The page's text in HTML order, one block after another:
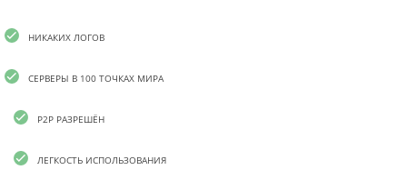
НИКАКИХ ЛОГОВ
СЕРВЕРЫ В 100 ТОЧКАХ МИРА
P2P РАЗРЕШЁН
ЛЕГКОСТЬ ИСПОЛЬЗОВАНИЯ